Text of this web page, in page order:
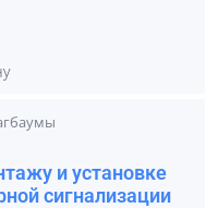
и установке
сигнализации